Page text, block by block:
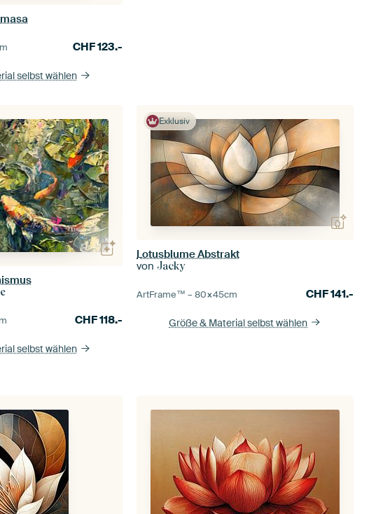
CHF123.-
selbst wählen
CHF118.-
selbst wählen
Exklusiv
Lotusblume Abstrakt
von Jacky
ArtFrame™ –80×45cm CHF141.-
Größe & Material selbst wählen